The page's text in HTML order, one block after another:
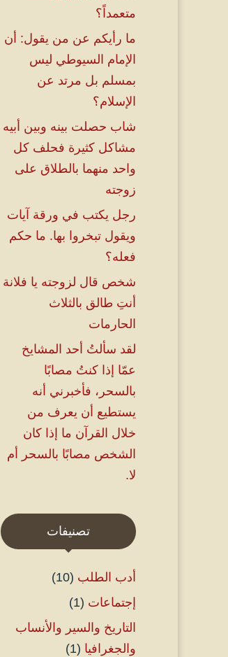
متعمداً؟
ما رأيكم عن من يقول: أن
الإمام السيوطي ليس
بمسلم بل مرتد عن
الإسلام؟
شاب حصلت بينه وبين أبيه
مشاكل كثيرة فحلف كل
واحد منهما بالطلاق على
زوجته
رجل يكتب في ورقة آيات
ويقول تبخروا بها. ما حكم
فعله؟
شخص قال لزوجته يا فلانة
أنتِ طالق بالثلاث
الحارمات
لقد سألتُ أحد المشايخ
عمّا إذا كنتُ مصابًا
بالسحر، فأخبرني أنه
يستطيع أن يعرف من
خلال القرآن ما إذا كان
الشخص مصابًا بالسحر أم
لا.
تصنيفات
أدب الطلب (10)
إجتماعات (1)
التاريخ والسير والأنساب
والجغرافيا (1)